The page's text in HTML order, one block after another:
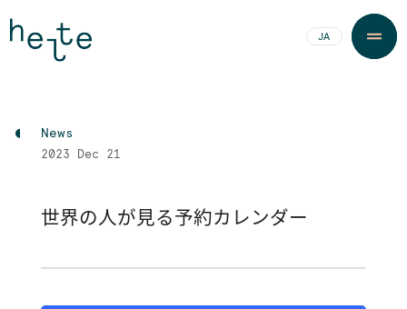
JA
News
2023 Dec 21
世界の人が見る予約カレンダー